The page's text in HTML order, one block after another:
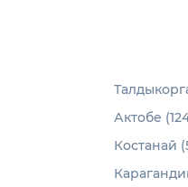
Актобе
Костанай